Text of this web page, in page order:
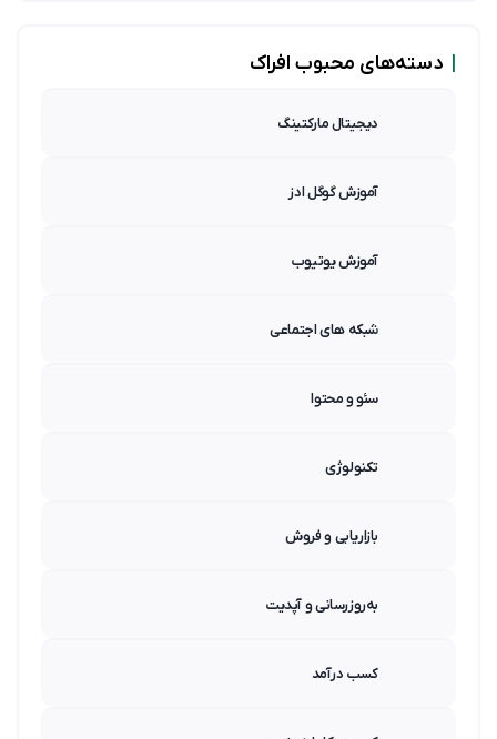
دسته‌های محبوب افراک
دیجیتال مارکتینگ
آموزش گوگل ادز
آموزش یوتیوب
شبکه های اجتماعی
سئو و محتوا
تکنولوژی
بازاریابی و فروش
به‌روزرسانی و آپدیت
کسب درآمد